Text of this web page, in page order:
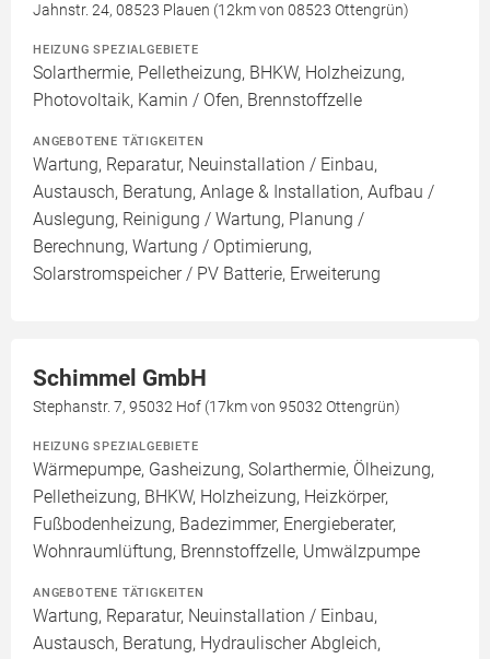
Jahnstr. 24, 08523 Plauen (12km von 08523 Ottengrün)
HEIZUNG SPEZIALGEBIETE
Solarthermie, Pelletheizung, BHKW, Holzheizung,
Photovoltaik, Kamin / Ofen, Brennstoffzelle
ANGEBOTENE TÄTIGKEITEN
Wartung, Reparatur, Neuinstallation / Einbau,
Austausch, Beratung, Anlage & Installation, Aufbau /
Auslegung, Reinigung / Wartung, Planung /
Berechnung, Wartung / Optimierung,
Solarstromspeicher / PV Batterie, Erweiterung
Schimmel GmbH
Stephanstr. 7, 95032 Hof (17km von 95032 Ottengrün)
HEIZUNG SPEZIALGEBIETE
Wärmepumpe, Gasheizung, Solarthermie, Ölheizung,
Pelletheizung, BHKW, Holzheizung, Heizkörper,
Fußbodenheizung, Badezimmer, Energieberater,
Wohnraumlüftung, Brennstoffzelle, Umwälzpumpe
ANGEBOTENE TÄTIGKEITEN
Wartung, Reparatur, Neuinstallation / Einbau,
Austausch, Beratung, Hydraulischer Abgleich,